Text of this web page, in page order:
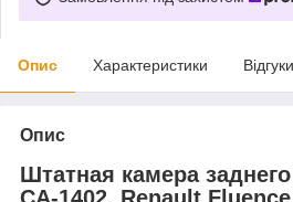
Опис Характеристики
Опис
Штатная камера